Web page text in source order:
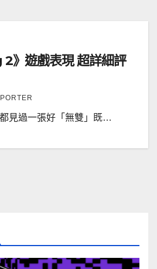
》遊戲表現 超詳細評
見過一張好「無雙」既…